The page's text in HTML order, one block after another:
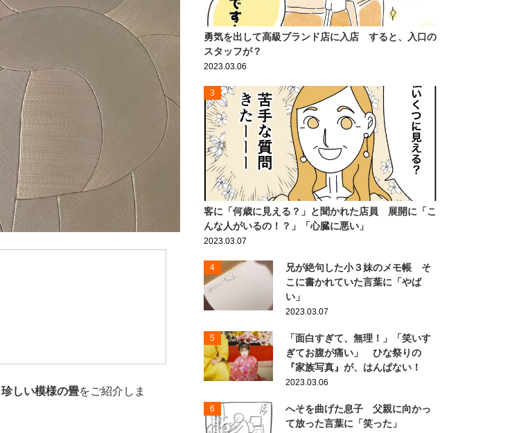
珍しい模様の畳をご紹介しま
勇気を出して高級ブランド店に入店 すると、入口の
スタッフが？
2023.03.06
3
客に「何歳に見える？」と聞かれた店員 展開に「こ
んな人がいるの！？」「心臓に悪い」
2023.03.07
4
兄が絶句した小３妹のメモ帳 そ
こに書かれていた言葉に「やば
い」
2023.03.07
5
「面白すぎて、無理！」「笑いす
ぎてお腹が痛い」 ひな祭りの
『家族写真』が、はんぱない！
2023.03.06
6
へそを曲げた息子 父親に向かっ
て放った言葉に「笑った」